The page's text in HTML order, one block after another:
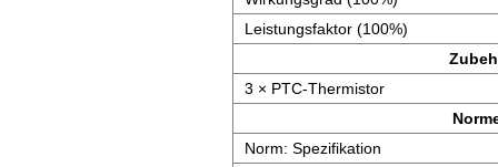
Leistungsfaktor (100%)
3 × PTC-Thermistor
Norm: Spezifikation